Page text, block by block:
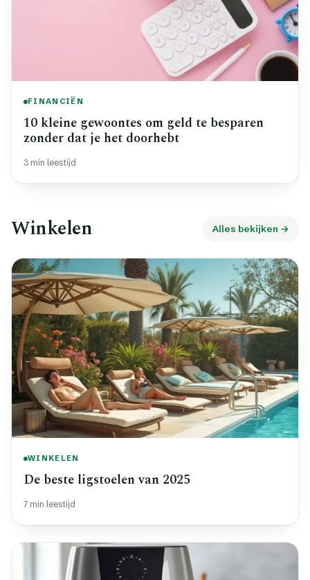
FINANCIËN
10 kleine gewoontes om geld te besparen
zonder dat je het doorhebt
3 min leestijd
Winkelen Alles bekijken →
WINKELEN
De beste ligstoelen van 2025
7 min leestijd